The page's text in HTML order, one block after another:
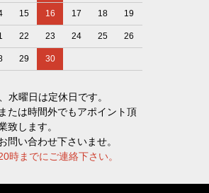
15 16 17 18 19
22 23 24 25 26
29 30
水曜日は定休日です。
たは時間外でもアポイント頂
致します。
問い合わせ下さいませ。
時までにご連絡下さい。